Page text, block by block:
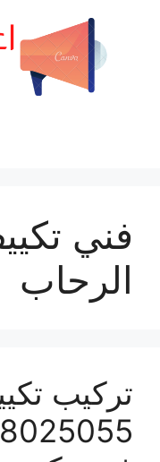
فني
الرحاب
تركيب